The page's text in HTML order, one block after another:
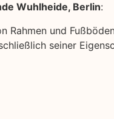
Wuhlheide, Berlin:
und
seiner